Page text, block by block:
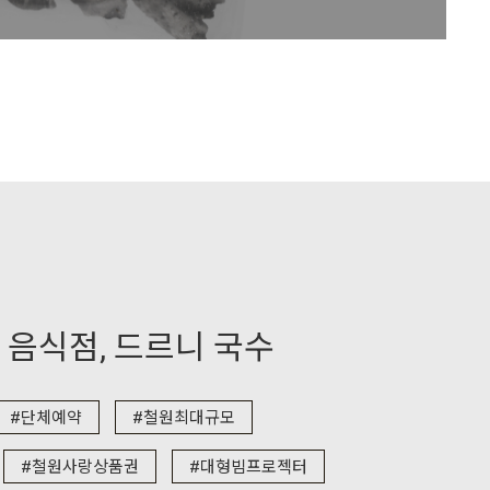
식점, 드르니 국수
#단체예약 #철원최대규모
#철원사랑상품권 #대형빔프로젝터